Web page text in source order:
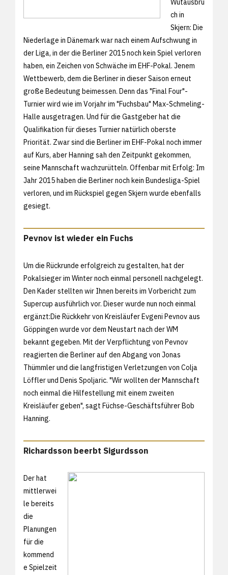
Wutausbru
ch in
Skjern: Die
Niederlage in Dänemark war nach einem Aufschwung in
der Liga, in der die Berliner 2015 noch kein Spiel verloren
haben, ein Zeichen von Schwäche im EHF-Pokal. Jenem
Wettbewerb, dem die Berliner in dieser Saison erneut
große Bedeutung beimessen. Denn das "Final Four"-
Turnier wird wie im Vorjahr im "Fuchsbau" Max-Schmeling-
Halle ausgetragen. Und für die Gastgeber hat die
Qualifikation für dieses Turnier natürlich oberste
Priorität. Zwar sind die Berliner im EHF-Pokal noch immer
auf Kurs, aber Hanning sah den Zeitpunkt gekommen,
seine Mannschaft wachzurütteln. Offenbar mit Erfolg: Im
Jahr 2015 haben die Berliner noch kein Bundesliga-Spiel
verloren, und im Rückspiel gegen Skjern wurde ebenfalls
gesiegt.
Pevnov ist wieder ein Fuchs
Um die Rückrunde erfolgreich zu gestalten, hat der
Pokalsieger im Winter noch einmal personell nachgelegt.
Den Kader stellten wir Ihnen bereits im Vorbericht zum
Supercup ausführlich vor. Dieser wurde nun noch einmal
ergänzt:Die Rückkehr von Kreisläufer Evgeni Pevnov aus
Göppingen wurde vor dem Neustart nach der WM
bekannt gegeben. Mit der Verpflichtung von Pevnov
reagierten die Berliner auf den Abgang von Jonas
Thümmler und die langfristigen Verletzungen von Colja
Löffler und Denis Spoljaric. "Wir wollten der Mannschaft
noch einmal die Hilfestellung mit einem zweiten
Kreisläufer geben", sagt Füchse-Geschäftsführer Bob
Hanning.
Richardsson beerbt Sigurdsson
Der hat
mittlerwei
le bereits
die
Planungen
für die
kommend
e Spielzeit